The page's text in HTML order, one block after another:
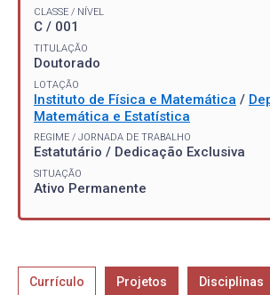
CLASSE / NÍVEL
C / 001
TITULAÇÃO
Doutorado
LOTAÇÃO
Instituto de Física e Matemática /
Matemática e Estatística
REGIME / JORNADA DE TRABALHO
Estatutário / Dedicação Exclusiva
SITUAÇÃO
Ativo Permanente
Currículo Projetos Disciplinas